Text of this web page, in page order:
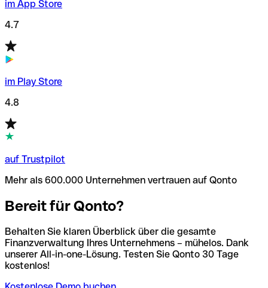
im App Store
4.7
im Play Store
4.8
auf Trustpilot
Mehr als 600.000 Unternehmen vertrauen auf Qonto
Bereit für Qonto?
Behalten Sie klaren Überblick über die gesamte
Finanzverwaltung Ihres Unternehmens – mühelos. Dank
unserer All-in-one-Lösung. Testen Sie Qonto 30 Tage
kostenlos!